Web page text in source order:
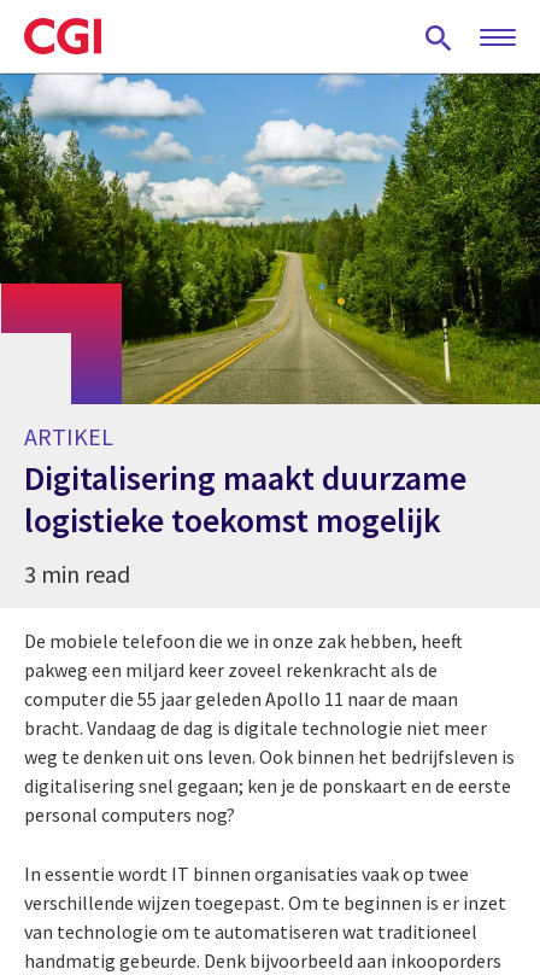
Skip
to
main
content
ARTIKEL
Digitalisering maakt duurzame
logistieke toekomst mogelijk
3 min read
De mobiele telefoon die we in onze zak hebben, heeft
pakweg een miljard keer zoveel rekenkracht als de
computer die 55 jaar geleden Apollo 11 naar de maan
bracht. Vandaag de dag is digitale technologie niet meer
weg te denken uit ons leven. Ook binnen het bedrijfsleven is
digitalisering snel gegaan; ken je de ponskaart en de eerste
personal computers nog?
In essentie wordt IT binnen organisaties vaak op twee
verschillende wijzen toegepast. Om te beginnen is er inzet
van technologie om te automatiseren wat traditioneel
handmatig gebeurde. Denk bijvoorbeeld aan inkooporders